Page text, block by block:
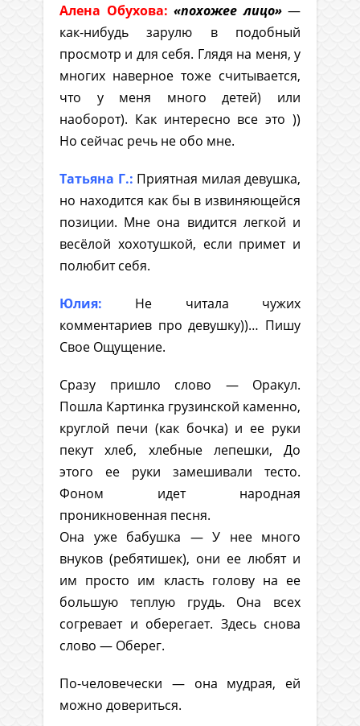
Алена Обухова: «похожее лицо»—
как-нибудь зарулю в подобный
просмотр и для себя. Глядя на меня, у
многих наверное тоже считывается,
что у меня много детей) или
наоборот). Как интересно все это ))
Но сейчас речь не обо мне.
Татьяна Г.: Приятная милая девушка,
но находится как бы в извиняющейся
позиции. Мне она видится легкой и
весёлой хохотушкой, если примет и
полюбит себя.
Юлия: Не читала чужих
комментариев про девушку))… Пишу
Свое Ощущение.
Сразу пришло слово — Оракул.
Пошла Картинка грузинской каменно,
круглой печи (как бочка) и ее руки
пекут хлеб, хлебные лепешки, До
этого ее руки замешивали тесто.
Фоном идет народная
проникновенная песня.
Она уже бабушка — У нее много
внуков (ребятишек), они ее любят и
им просто им класть голову на ее
большую теплую грудь. Она всех
согревает и оберегает. Здесь снова
слово — Оберег.
По-человечески — она мудрая, ей
можно довериться.